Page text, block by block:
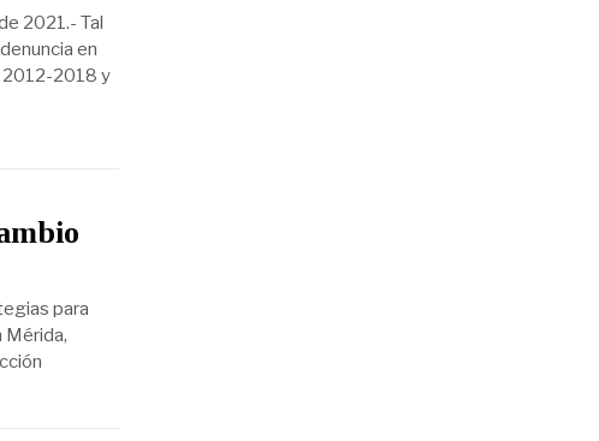
2021.- Tal
en
2012-2018 y
para
Mérida,